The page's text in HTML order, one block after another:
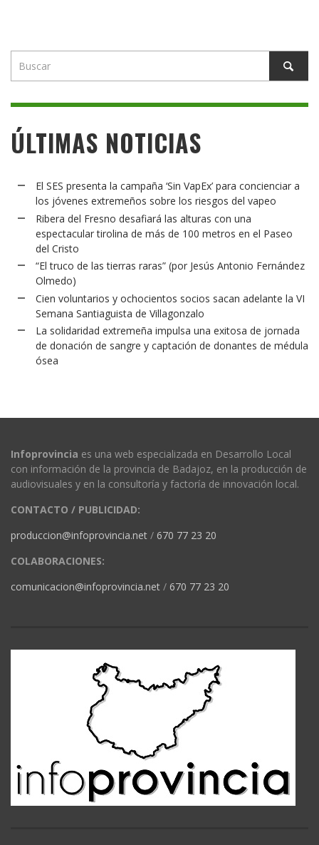
ÚLTIMAS NOTICIAS
El SES presenta la campaña ‘Sin VapEx’ para concienciar a
los jóvenes extremeños sobre los riesgos del vapeo
Ribera del Fresno desafiará las alturas con una
espectacular tirolina de más de 100 metros en el Paseo
del Cristo
“El truco de las tierras raras” (por Jesús Antonio Fernández
Olmedo)
Cien voluntarios y ochocientos socios sacan adelante la VI
Semana Santiaguista de Villagonzalo
La solidaridad extremeña impulsa una exitosa de jornada
de donación de sangre y captación de donantes de médula
ósea
Infoprovincia es una web especializada en Desarrollo Local
con información de la provincia de Badajoz, en la producción de
audiovisuales y en la consultoría y factoría de innovación local.
CONTACTO / PUBLICIDAD:
produccion@infoprovincia.net / 670 77 23 20
COLABORACIONES:
comunicacion@infoprovincia.net / 670 77 23 20